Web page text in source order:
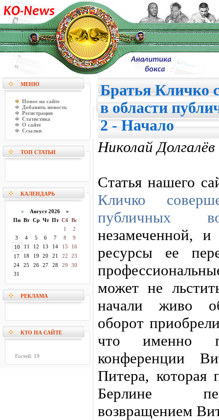
МЕНЮ
Новое на сайте
Добавить новость
Регистрация
Статистика
О сайте
Ссылки
ТОП СТАТЬИ
КАЛЕНДАРЬ
«
Август 2026 »
Пн Вт Ср Чт Пт Сб Вс
1
2
3
4 5 6 7 8
9
10
11 12 13 14 15
16
17
18 19 20 21 22
23
24
25 26 27 28 29
30
31
РЕКЛАМА
КТО НА САЙТЕ
Гостей: 19
Братья Кличко
в области
2 - Начало
Николай Долгалёв
Статья нашего
Кличко
публичных
незамеченной,
ресурсы ее
может не
начали живо
оборот
что именно
конференции
Питера, которая
Берлине
возвращением